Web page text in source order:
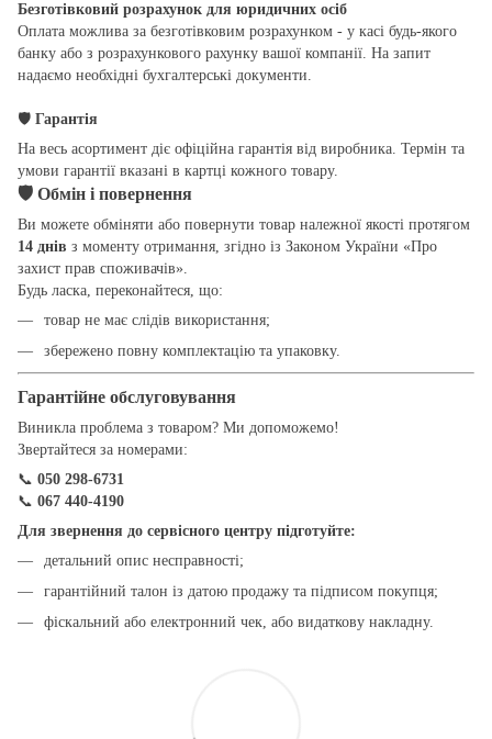
Безготівковий розрахунок для юридичних осіб
Оплата можлива за безготівковим розрахунком - у касі будь-якого
банку або з розрахункового рахунку вашої компанії. На запит
надаємо необхідні бухгалтерські документи.
🛡 Гарантія
На весь асортимент діє офіційна гарантія від виробника. Термін та
умови гарантії вказані в картці кожного товару.
🛡 Обмін і повернення
Ви можете обміняти або повернути товар належної якості протягом
14 днів з моменту отримання, згідно із Законом України «Про
захист прав споживачів».
Будь ласка, переконайтеся, що:
товар не має слідів використання;
збережено повну комплектацію та упаковку.
Гарантійне обслуговування
Виникла проблема з товаром? Ми допоможемо!
Звертайтеся за номерами:
📞 050 298-6731
📞 067 440-4190
Для звернення до сервісного центру підготуйте:
детальний опис несправності;
гарантійний талон із датою продажу та підписом покупця;
фіскальний або електронний чек, або видаткову накладну.